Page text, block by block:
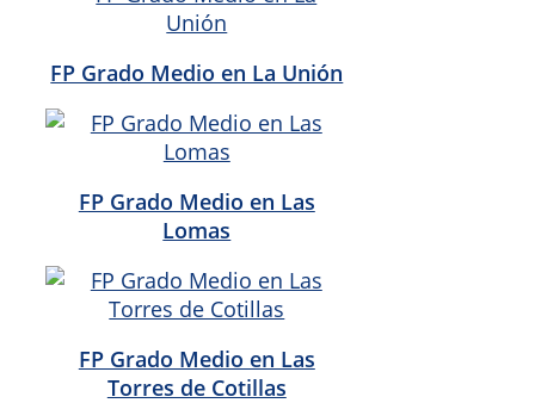
FP Grado Medio en La Unión
FP Grado Medio en Las
Lomas
FP Grado Medio en Las
Torres de Cotillas